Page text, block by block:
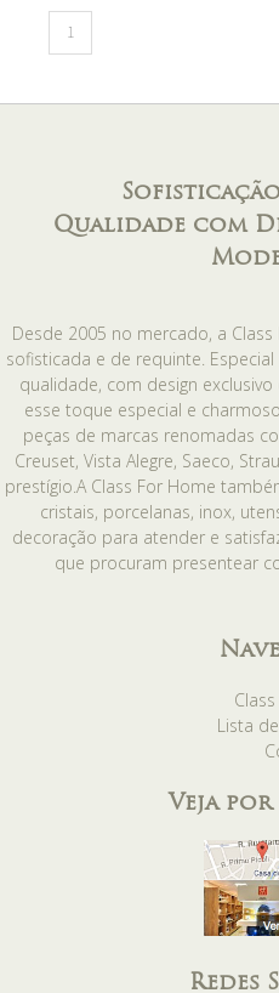
1
Qualidade com
Desde 2005 no mercado, a
sofisticada e de requinte.
qualidade, com design
esse toque especial e
peças de marcas renomadas
Creuset, Vista Alegre, Saeco,
prestígio.A Class For Home
cristais, porcelanas, inox,
decoração para atender e
que procuram presentear
Lista
Veja
Redes